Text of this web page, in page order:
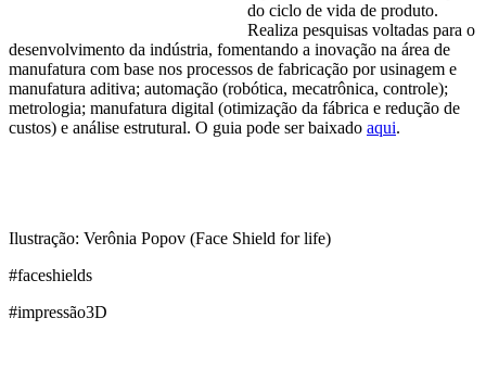
do ciclo de vida de produto.
Realiza pesquisas voltadas para o
desenvolvimento da indústria, fomentando a inovação na área de
manufatura com base nos processos de fabricação por usinagem e
manufatura aditiva; automação (robótica, mecatrônica, controle);
metrologia; manufatura digital (otimização da fábrica e redução de
custos) e análise estrutural. O guia pode ser baixado aqui.
Ilustração: Verônia Popov (Face Shield for life)
#faceshields
#impressão3D